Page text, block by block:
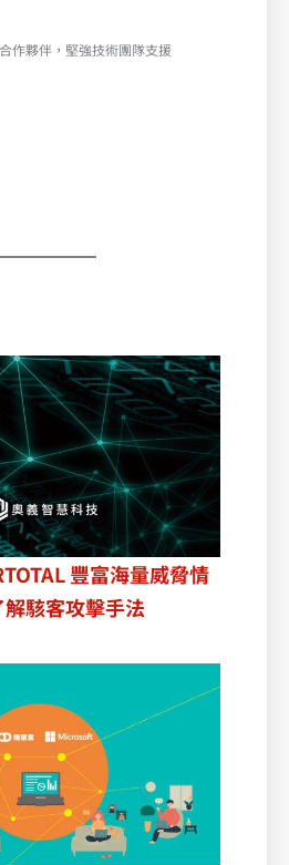
作夥伴，堅強技術團隊支援
豐富海量威脅情
駭客攻擊手法